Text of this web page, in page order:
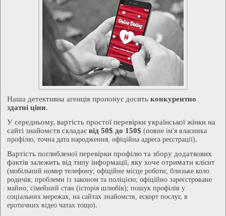
Наша детективна агенція пропонує досить конкурентно
здатні ціни.
У середньому, вартість простої перевірки української жінки на
сайті знайомств складає від 50$ до 150$ (повне ім'я власника
профілю, точна дата народження, офіційна адреса реєстрації).
Вартість поглибленої перевірки профілю та збору додаткових
фактів залежить від типу інформації, яку хоче отримати клієнт
(мобільний номер телефону; офіційне місце роботи; близьке коло
родичів; проблеми із законом та поліцією; офіційно зареєстроване
майно; сімейний стан (історія шлюбів); пошук профілів у
соціальних мережах, на сайтах знайомств, ескорт послуг, в
еротичних відео чатах тощо).